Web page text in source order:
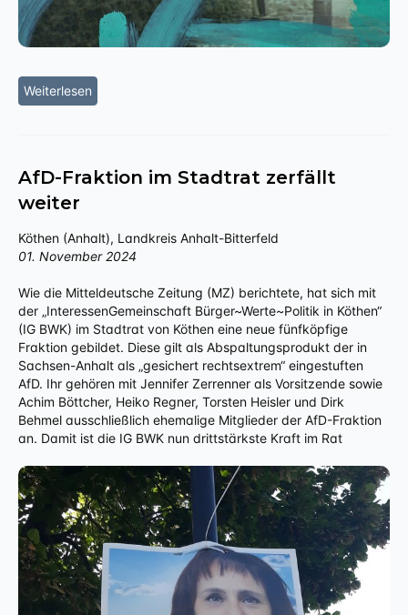
Weiterlesen
AfD-Fraktion im Stadtrat zerfällt
weiter
Köthen (Anhalt), Landkreis Anhalt-Bitterfeld
01. November 2024
Wie die Mitteldeutsche Zeitung (MZ) berichtete, hat sich mit
der „InteressenGemeinschaft Bürger~Werte~Politik in Köthen“
(IG BWK) im Stadtrat von Köthen eine neue fünfköpfige
Fraktion gebildet. Diese gilt als Abspaltungsprodukt der in
Sachsen-Anhalt als „gesichert rechtsextrem“ eingestuften
AfD. Ihr gehören mit Jennifer Zerrenner als Vorsitzende sowie
Achim Böttcher, Heiko Regner, Torsten Heisler und Dirk
Behmel ausschließlich ehemalige Mitglieder der AfD-Fraktion
an. Damit ist die IG BWK nun drittstärkste Kraft im Rat